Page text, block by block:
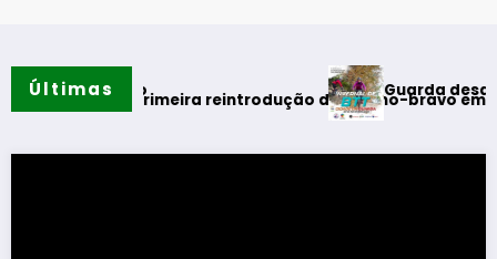
Últimas
do verão
realiza primeira reintrodução de coelho-bravo em área
Guarda desafia